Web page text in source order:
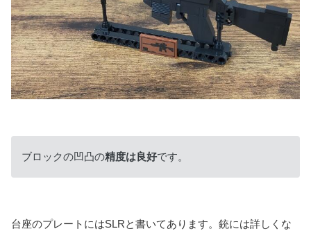
ブロックの凹凸の精度は良好です。
台座のプレートにはSLRと書いてあります。銃には詳しくな